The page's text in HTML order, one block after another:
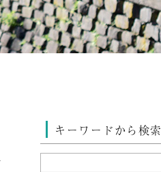
キーワードから検索